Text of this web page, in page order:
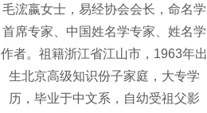
毛浤嬴女士，易经协会会长，命名学
首席专家、中国姓名学专家、姓名学
作者。祖籍浙江省江山市，1963年出
生北京高级知识份子家庭，大专学
历，毕业于中文系，自幼受祖父影